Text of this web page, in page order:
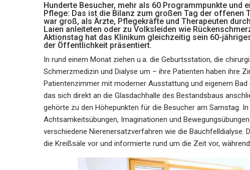
Hunderte Besucher, mehr als 60 Programmpunkte und
Pflege: Das ist die Bilanz zum großen Tag der offenen
war groß, als Ärzte, Pflegekräfte und Therapeuten
Laien anleiteten oder zu Volksleiden wie
Aktionstag hat das Klinikum gleichzeitig sein 60-
der Öffentlichkeit präsentiert.
In rund einem Monat ziehen u.a. die Geburtsstation, die
Schmerzmedizin und Dialyse um – ihre Patienten haben ihre
Patientenzimmer mit moderner Ausstattung und eigenem
das sich direkt an die Glasdachhalle des Bestandsbaus
gehörte zu den Höhepunkten für die Besucher am Samstag.
Achtsamkeitsübungen, Imaginationen und
verschiedene Nierenersatzverfahren wie die Bauchfelldialyse.
die Kreißsäle vor und informierte rund um die Zeit vor,